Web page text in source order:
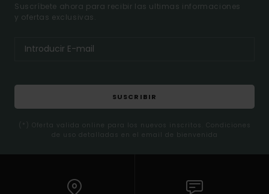
Suscríbete ahora para recibir las ultimas informaciones
y ofertas exclusivas.
SUSCRIBIR
(*) Oferta valida online para los nuevos inscritos. Condiciones
de uso detalladas en el email de bienvenida